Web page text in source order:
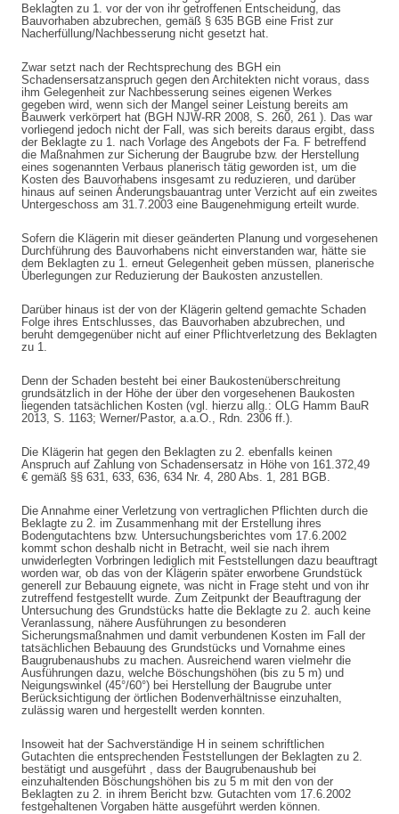
Beklagten zu 1. vor der von ihr getroffenen Entscheidung, das
Bauvorhaben abzubrechen, gemäß § 635 BGB eine Frist zur
Nacherfüllung/Nachbesserung nicht gesetzt hat.
Zwar setzt nach der Rechtsprechung des BGH ein
Schadensersatzanspruch gegen den Architekten nicht voraus, dass
ihm Gelegenheit zur Nachbesserung seines eigenen Werkes
gegeben wird, wenn sich der Mangel seiner Leistung bereits am
Bauwerk verkörpert hat (BGH NJW-RR 2008, S. 260, 261 ). Das war
vorliegend jedoch nicht der Fall, was sich bereits daraus ergibt, dass
der Beklagte zu 1. nach Vorlage des Angebots der Fa. F betreffend
die Maßnahmen zur Sicherung der Baugrube bzw. der Herstellung
eines sogenannten Verbaus planerisch tätig geworden ist, um die
Kosten des Bauvorhabens insgesamt zu reduzieren, und darüber
hinaus auf seinen Änderungsbauantrag unter Verzicht auf ein zweites
Untergeschoss am 31.7.2003 eine Baugenehmigung erteilt wurde.
Sofern die Klägerin mit dieser geänderten Planung und vorgesehenen
Durchführung des Bauvorhabens nicht einverstanden war, hätte sie
dem Beklagten zu 1. erneut Gelegenheit geben müssen, planerische
Überlegungen zur Reduzierung der Baukosten anzustellen.
Darüber hinaus ist der von der Klägerin geltend gemachte Schaden
Folge ihres Entschlusses, das Bauvorhaben abzubrechen, und
beruht demgegenüber nicht auf einer Pflichtverletzung des Beklagten
zu 1.
Denn der Schaden besteht bei einer Baukostenüberschreitung
grundsätzlich in der Höhe der über den vorgesehenen Baukosten
liegenden tatsächlichen Kosten (vgl. hierzu allg.: OLG Hamm BauR
2013, S. 1163; Werner/Pastor, a.a.O., Rdn. 2306 ff.).
Die Klägerin hat gegen den Beklagten zu 2. ebenfalls keinen
Anspruch auf Zahlung von Schadensersatz in Höhe von 161.372,49
€ gemäß §§ 631, 633, 636, 634 Nr. 4, 280 Abs. 1, 281 BGB.
Die Annahme einer Verletzung von vertraglichen Pflichten durch die
Beklagte zu 2. im Zusammenhang mit der Erstellung ihres
Bodengutachtens bzw. Untersuchungsberichtes vom 17.6.2002
kommt schon deshalb nicht in Betracht, weil sie nach ihrem
unwiderlegten Vorbringen lediglich mit Feststellungen dazu beauftragt
worden war, ob das von der Klägerin später erworbene Grundstück
generell zur Bebauung eignete, was nicht in Frage steht und von ihr
zutreffend festgestellt wurde. Zum Zeitpunkt der Beauftragung der
Untersuchung des Grundstücks hatte die Beklagte zu 2. auch keine
Veranlassung, nähere Ausführungen zu besonderen
Sicherungsmaßnahmen und damit verbundenen Kosten im Fall der
tatsächlichen Bebauung des Grundstücks und Vornahme eines
Baugrubenaushubs zu machen. Ausreichend waren vielmehr die
Ausführungen dazu, welche Böschungshöhen (bis zu 5 m) und
Neigungswinkel (45°/60°) bei Herstellung der Baugrube unter
Berücksichtigung der örtlichen Bodenverhältnisse einzuhalten,
zulässig waren und hergestellt werden konnten.
Insoweit hat der Sachverständige H in seinem schriftlichen
Gutachten die entsprechenden Feststellungen der Beklagten zu 2.
bestätigt und ausgeführt , dass der Baugrubenaushub bei
einzuhaltenden Böschungshöhen bis zu 5 m mit den von der
Beklagten zu 2. in ihrem Bericht bzw. Gutachten vom 17.6.2002
festgehaltenen Vorgaben hätte ausgeführt werden können.